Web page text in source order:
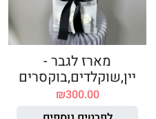
מארז לגבר -
יין,שוקלדים,בוקסרים
₪300.00